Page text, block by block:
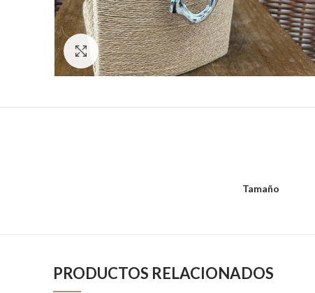
Hacer zoom
Tamaño
PRODUCTOS RELACIONADOS